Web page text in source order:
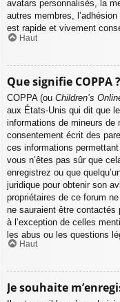
avatars personnalisés, la
autres membres,
est rapide et vivement
Haut
Que signifie COPPA ?
COPPA (ou Children’s
aux États-Unis qui dit que
informations de mineurs de
consentement écrit des
ces informations
vous n’êtes pas sûr que
enregistrez ou que
juridique pour obtenir son
propriétaires de ce forum
ne sauraient être contactés
à l’exception de celles
les abus ou les questions
Haut
Je souhaite